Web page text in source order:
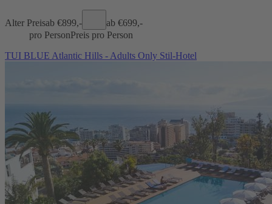
Alter Preisab €899,- ab €699,-
pro PersonPreis pro Person
TUI BLUE Atlantic Hills - Adults Only Stil-Hotel